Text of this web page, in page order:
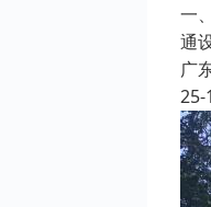
一
通
广
25-